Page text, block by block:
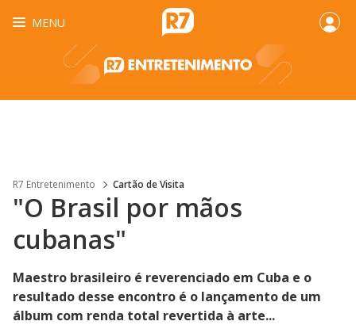
MENU
R7 Entretenimento Cartão de Visita
"O Brasil por mãos
cubanas"
Maestro brasileiro é reverenciado em Cuba e o
resultado desse encontro é o lançamento de um
álbum com renda total revertida à arte...